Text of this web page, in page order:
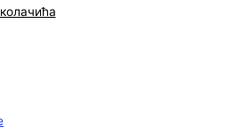
колачића